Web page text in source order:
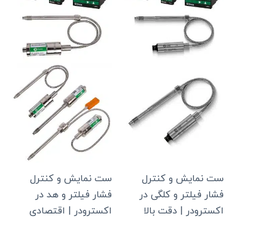
ست نمایش و کنترل
فشار فیلتر و کلگی در
اکسترودر | دقت بالا
ست نمایش و کنترل
فشار فیلتر و هد در
اکسترودر | اقتصادی